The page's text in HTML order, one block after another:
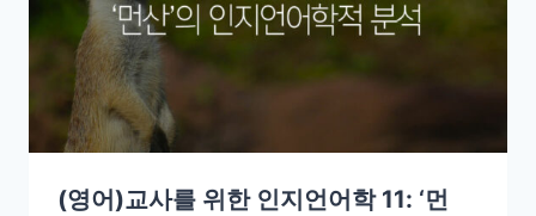
(영어)교사를 위한 인지언어학 11: ‘먼